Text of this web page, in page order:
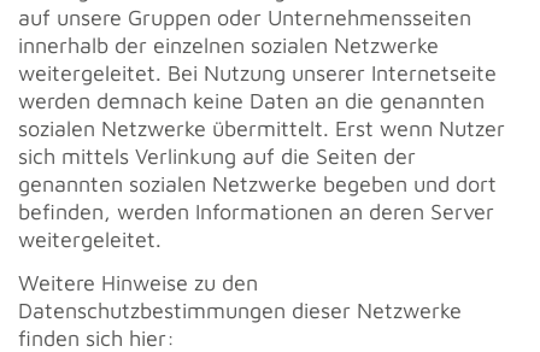
auf unsere Gruppen oder Unternehmensseiten
innerhalb der einzelnen sozialen Netzwerke
weitergeleitet. Bei Nutzung unserer Internetseite
werden demnach keine Daten an die genannten
sozialen Netzwerke übermittelt. Erst wenn Nutzer
sich mittels Verlinkung auf die Seiten der
genannten sozialen Netzwerke begeben und dort
befinden, werden Informationen an deren Server
weitergeleitet.
Weitere Hinweise zu den
Datenschutzbestimmungen dieser Netzwerke
finden sich hier: